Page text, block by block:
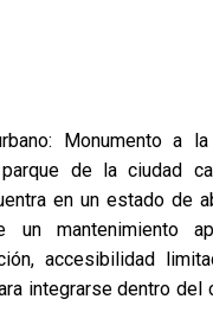
Monumento a la
de la ciudad
en un estado de
mantenimiento
accesibilidad
integrarse dentro del